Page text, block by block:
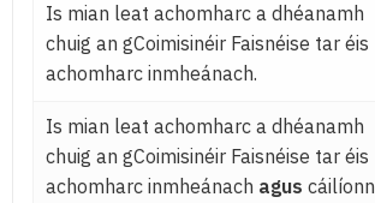
Is mian leat achomharc a dhéanamh
chuig an gCoimisinéir Faisnéise tar éis
achomharc inmheánach.
Is mian leat achomharc a dhéanamh
chuig an gCoimisinéir Faisnéise tar éis
achomharc inmheánach agus cáilíonn